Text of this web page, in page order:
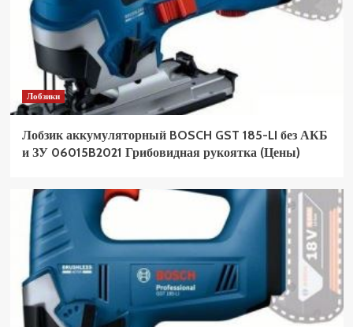
Лобзики
Лобзик аккумуляторный BOSCH GST 185-LI без АКБ
и ЗУ 06015B2021 Грибовидная рукоятка (Цены)